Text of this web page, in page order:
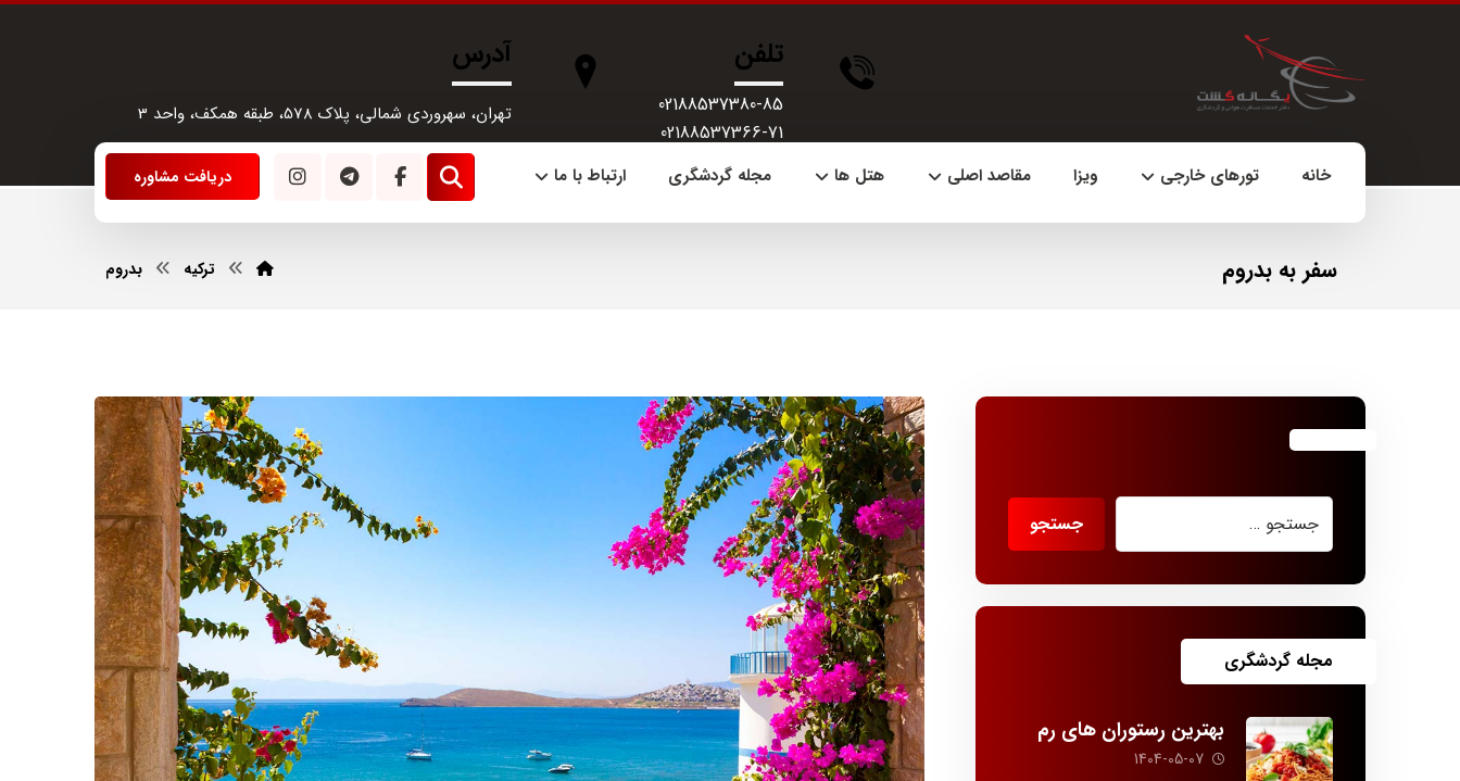
تلفن
02188537380-85
02188537366-71
آدرس
تهران، سهروردی شمالی، پلاک 578، طبقه همکف، واحد 3
خانه تورهای خارجی ویزا مقاصد اصلی هتل ها مجله گردشگری ارتباط با ما دریافت مشاوره
سفر به بدروم ترکیه بدروم
مجله گردشگری
بهترین رستوران های رم
1404-05-07